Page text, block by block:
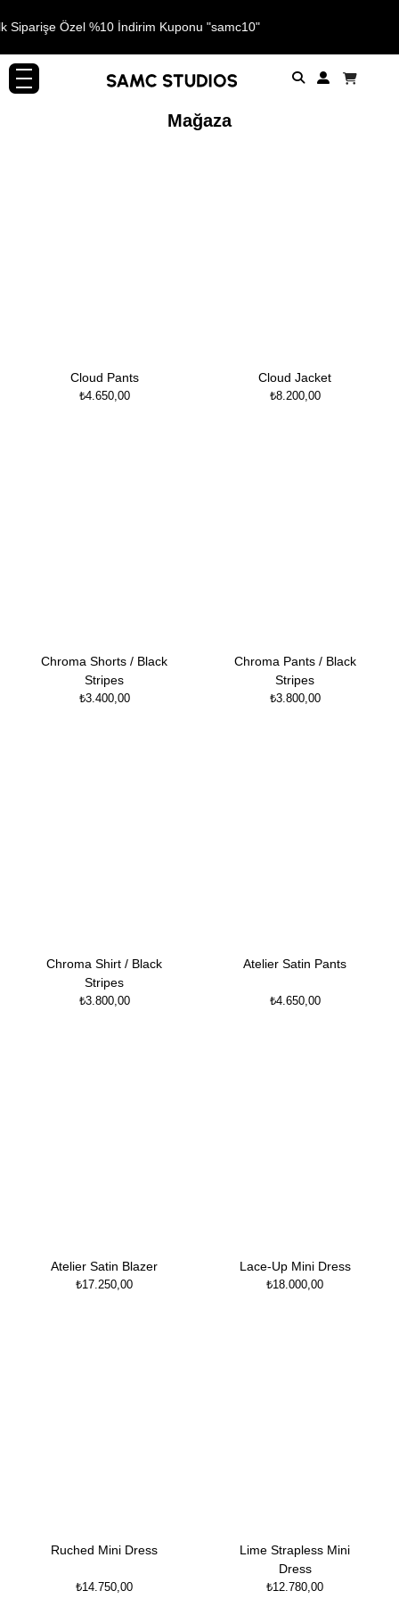
Siparişe Özel %10 İndirim Kuponu "samc10"
Mağaza
Cloud Pants
₺4.650,00
Cloud Jacket
₺8.200,00
Chroma Shorts / Black
Stripes
₺3.400,00
Chroma Pants / Black
Stripes
₺3.800,00
Chroma Shirt / Black
Stripes
₺3.800,00
Atelier Satin Pants
₺4.650,00
Atelier Satin Blazer
₺17.250,00
Lace-Up Mini Dress
₺18.000,00
Ruched Mini Dress
₺14.750,00
Lime Strapless Mini
Dress
₺12.780,00